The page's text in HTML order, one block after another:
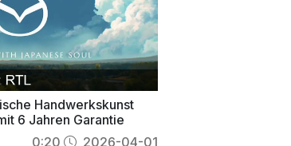
Handwerkskunst
6 Jahren Garantie
0:20 2026-04-01